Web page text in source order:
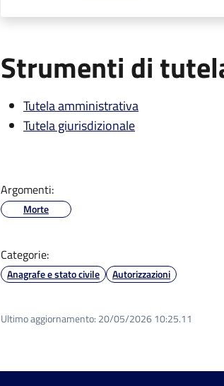
Strumenti di
Tutela amministrativa
Tutela giurisdizionale
Argomenti:
Morte
Categorie:
Anagrafe e stato civile Autorizzazioni
Ultimo aggiornamento: 20/05/2026 10:25.11